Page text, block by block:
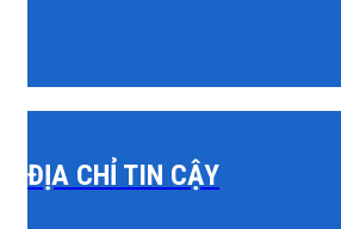
ĐỊA CHỈ TIN CẬY